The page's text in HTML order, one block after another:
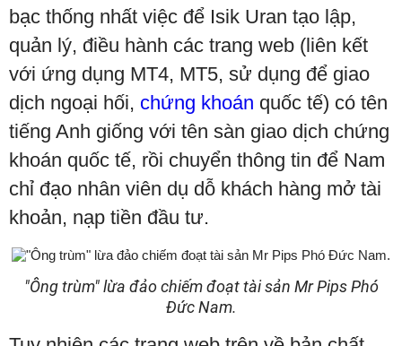
bạc thống nhất việc để Isik Uran tạo lập,
quản lý, điều hành các trang web (liên kết
với ứng dụng MT4, MT5, sử dụng để giao
dịch ngoại hối, chứng khoán quốc tế) có tên
tiếng Anh giống với tên sàn giao dịch chứng
khoán quốc tế, rồi chuyển thông tin để Nam
chỉ đạo nhân viên dụ dỗ khách hàng mở tài
khoản, nạp tiền đầu tư.
"Ông trùm" lừa đảo chiếm đoạt tài sản Mr Pips Phó
Đức Nam.